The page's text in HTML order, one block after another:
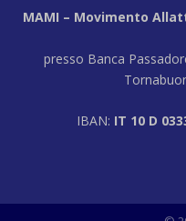
MAMI – Movimento
presso Banca
IBAN: IT 10 D